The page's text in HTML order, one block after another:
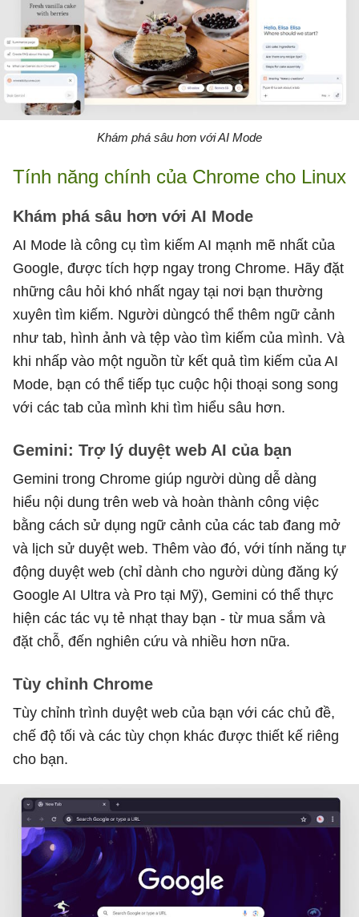
Khám phá sâu hơn với AI Mode
Tính năng chính của Chrome cho Linux
Khám phá sâu hơn với AI Mode
AI Mode là công cụ tìm kiếm AI mạnh mẽ nhất của
Google, được tích hợp ngay trong Chrome. Hãy đặt
những câu hỏi khó nhất ngay tại nơi bạn thường
xuyên tìm kiếm. Người dùngcó thể thêm ngữ cảnh
như tab, hình ảnh và tệp vào tìm kiếm của mình. Và
khi nhấp vào một nguồn từ kết quả tìm kiếm của AI
Mode, bạn có thể tiếp tục cuộc hội thoại song song
với các tab của mình khi tìm hiểu sâu hơn.
Gemini: Trợ lý duyệt web AI của bạn
Gemini trong Chrome giúp người dùng dễ dàng
hiểu nội dung trên web và hoàn thành công việc
bằng cách sử dụng ngữ cảnh của các tab đang mở
và lịch sử duyệt web. Thêm vào đó, với tính năng tự
động duyệt web (chỉ dành cho người dùng đăng ký
Google AI Ultra và Pro tại Mỹ), Gemini có thể thực
hiện các tác vụ tẻ nhạt thay bạn - từ mua sắm và
đặt chỗ, đến nghiên cứu và nhiều hơn nữa.
Tùy chỉnh Chrome
Tùy chỉnh trình duyệt web của bạn với các chủ đề,
chế độ tối và các tùy chọn khác được thiết kế riêng
cho bạn.